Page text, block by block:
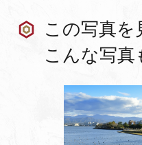
この写真を
こんな写真